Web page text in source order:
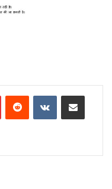
PinterestReddit VKontakteShare via Email